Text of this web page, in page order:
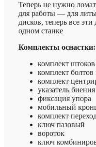
Теперь не нужно
для работы — для
дисков, теперь все
одном станке
Комплекты оснастки:
комплект
комплект болтов
комплект
указатель биения
фиксация упора
мобильный
комплект
ключ пазовый
вороток
ключ